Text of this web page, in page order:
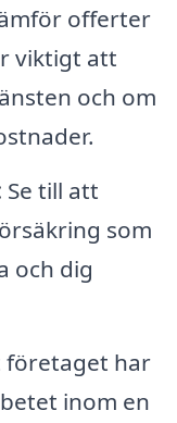
offerter
viktigt att
och om
Se till att
som
och dig
företaget har
inom en